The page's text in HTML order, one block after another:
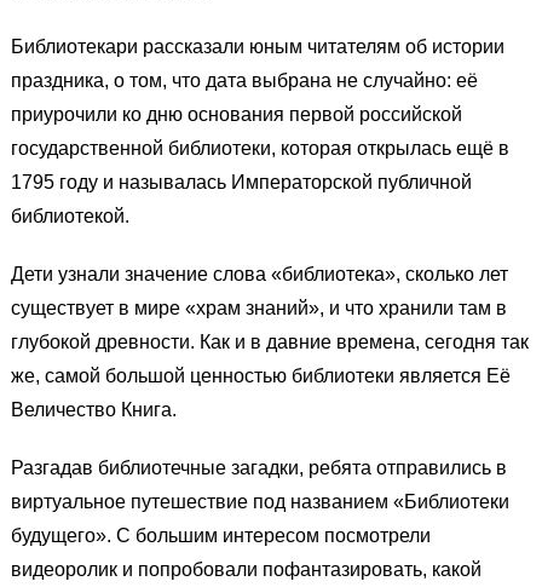
Библиотекари рассказали юным читателям об истории
праздника, о том, что дата выбрана не случайно: её
приурочили ко дню основания первой российской
государственной библиотеки, которая открылась ещё в
1795 году и называлась Императорской публичной
библиотекой.
Дети узнали значение слова «библиотека», сколько лет
существует в мире «храм знаний», и что хранили там в
глубокой древности. Как и в давние времена, сегодня так
же, самой большой ценностью библиотеки является Её
Величество Книга.
Разгадав библиотечные загадки, ребята отправились в
виртуальное путешествие под названием «Библиотеки
будущего». С большим интересом посмотрели
видеоролик и попробовали пофантазировать, какой